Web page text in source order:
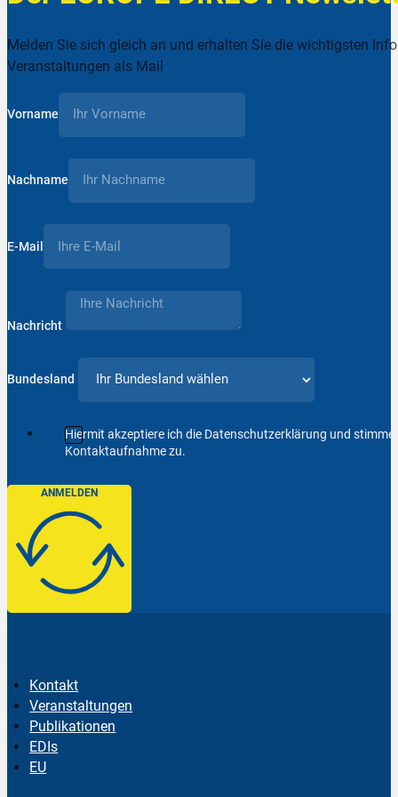
Melden Sie sich gleich an und erhalten Sie die wichtigsten
Veranstaltungen als Mail
Vorname
Nachname
E-Mail
Nachricht
Bundesland
Hiermit akzeptiere ich die Datenschutzerklärung und
Kontaktaufnahme zu.
ANMELDEN
Kontakt
Veranstaltungen
Publikationen
EDIs
EU